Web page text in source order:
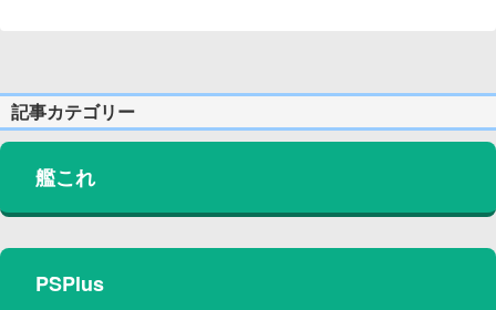
記事カテゴリー
艦これ
PSPlus